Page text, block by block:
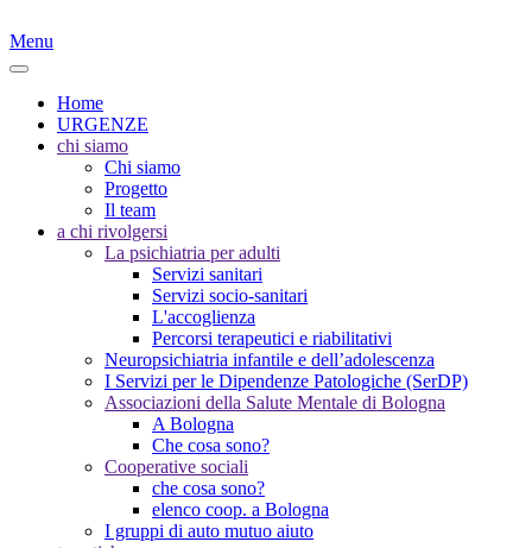
Menu
Home
URGENZE
chi siamo
Chi siamo
Progetto
Il team
a chi rivolgersi
La psichiatria per adulti
Servizi sanitari
Servizi socio-sanitari
L'accoglienza
Percorsi terapeutici e riabilitativi
Neuropsichiatria infantile e dell’adolescenza
I Servizi per le Dipendenze Patologiche (SerDP)
Associazioni della Salute Mentale di Bologna
A Bologna
Che cosa sono?
Cooperative sociali
che cosa sono?
elenco coop. a Bologna
I gruppi di auto mutuo aiuto